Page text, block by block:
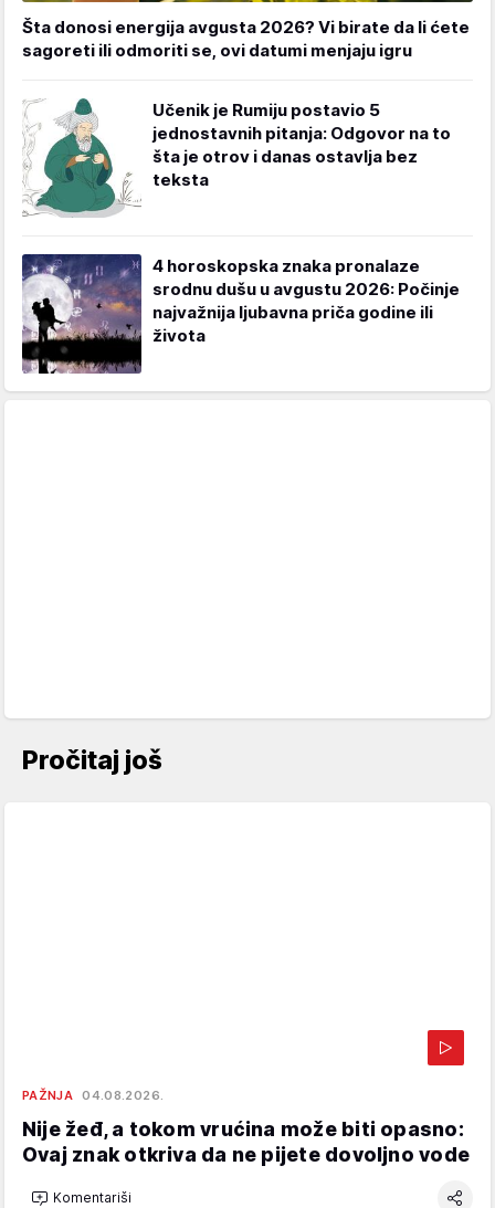
Šta donosi energija avgusta 2026? Vi birate da li ćete
sagoreti ili odmoriti se, ovi datumi menjaju igru
Učenik je Rumiju postavio 5
jednostavnih pitanja: Odgovor na to
šta je otrov i danas ostavlja bez
teksta
4 horoskopska znaka pronalaze
srodnu dušu u avgustu 2026: Počinje
najvažnija ljubavna priča godine ili
života
Pročitaj još
PAŽNJA 04.08.2026.
Nije žeđ, a tokom vrućina može biti opasno:
Ovaj znak otkriva da ne pijete dovoljno vode
Komentariši